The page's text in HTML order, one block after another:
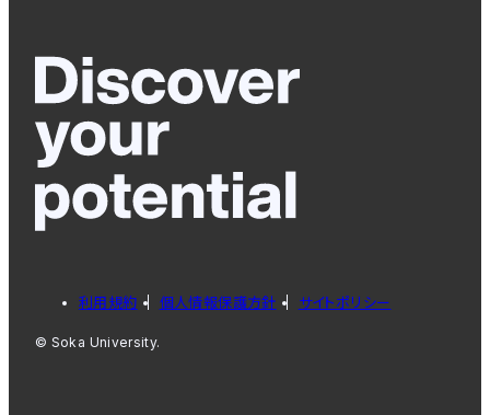
利用規約 個人情報保護方針 サイトポリシー
© Soka University.